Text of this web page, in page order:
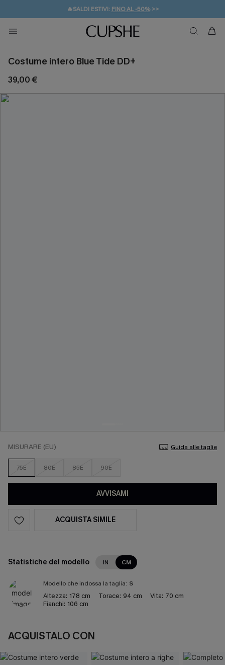
🔥SALDI ESTIVI: FINO AL -50%>>
🚚SPEDIZIONE GRATUITA DA 49€
💌REGALO PER I NUOVI: 20% DI SCONTO*
Costume intero Blue Tide DD+
39,00 €
MISURARE (EU) Guida alle taglie
75E 80E 85E 90E
AVVISAMI
ACQUISTA SIMILE
Statistiche del modello IN CM
Modello che indossa la taglia: S
Altezza: 178 cm Torace: 94 cm Vita: 70 cm
Fianchi: 106 cm
ACQUISTALO CON